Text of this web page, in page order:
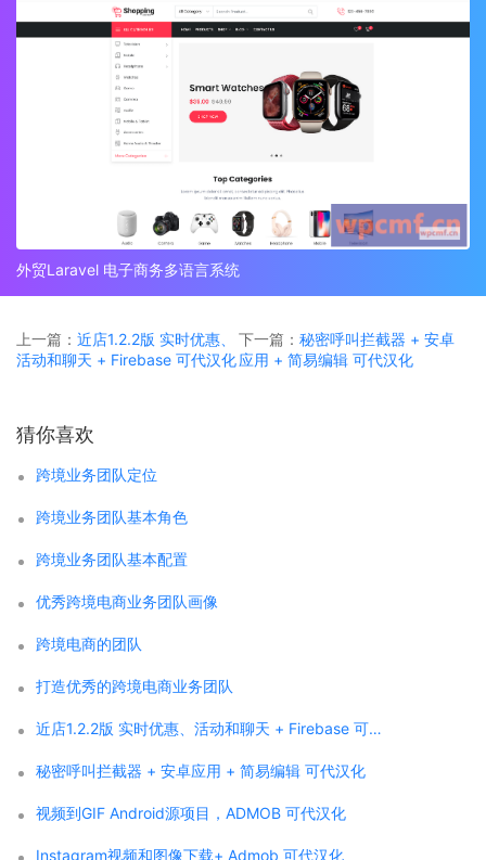
外贸Laravel 电子商务多语言系统
上一篇： 近店1.2.2版 实时优惠、
活动和聊天 + Firebase 可代汉化
下一篇： 秘密呼叫拦截器 + 安卓
应用 + 简易编辑 可代汉化
猜你喜欢
跨境业务团队定位
跨境业务团队基本角色
跨境业务团队基本配置
优秀跨境电商业务团队画像
跨境电商的团队
打造优秀的跨境电商业务团队
近店1.2.2版 实时优惠、活动和聊天 + Firebase 可代汉化
秘密呼叫拦截器 + 安卓应用 + 简易编辑 可代汉化
视频到GIF Android源项目，ADMOB 可代汉化
Instagram视频和图像下载+ Admob 可代汉化